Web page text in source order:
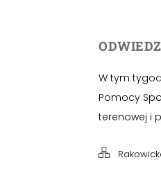
W tym
Pomocy
terenowej i